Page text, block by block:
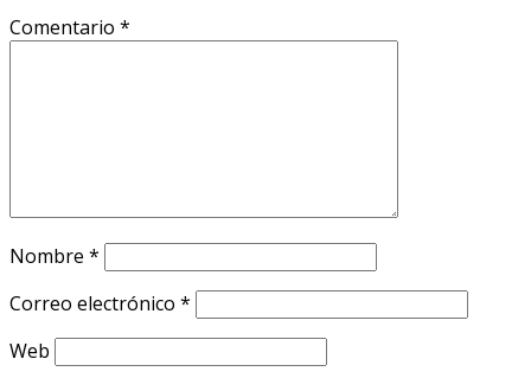
Comentario *
Nombre *
Correo electrónico *
Web